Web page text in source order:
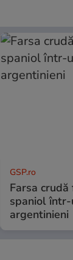
GSP.ro
Farsa
spaniol într-
argentinieni